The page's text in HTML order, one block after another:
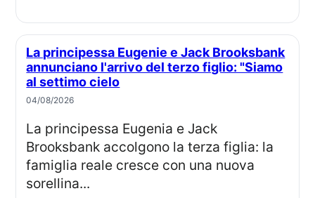
La principessa Eugenie e Jack Brooksbank
annunciano l'arrivo del terzo figlio: "Siamo
al settimo cielo
04/08/2026
La principessa Eugenia e Jack
Brooksbank accolgono la terza figlia: la
famiglia reale cresce con una nuova
sorellina...